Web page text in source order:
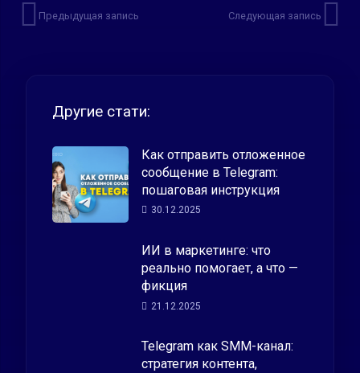
Предыдущая запись Следующая запись
Другие стати:
Как отправить отложенное
сообщение в Telegram:
пошаговая инструкция
30.12.2025
ИИ в маркетинге: что
реально помогает, а что —
фикция
21.12.2025
Telegram как SMM-канал:
стратегия контента,